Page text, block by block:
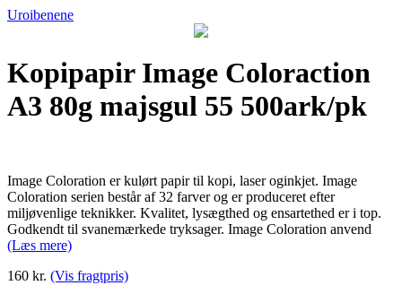
Uroibenene
Kopipapir Image Coloraction
A3 80g majsgul 55 500ark/pk
Image Coloration er kulørt papir til kopi, laser oginkjet. Image
Coloration serien består af 32 farver og er produceret efter
miljøvenlige teknikker. Kvalitet, lysægthed og ensartethed er i top.
Godkendt til svanemærkede tryksager. Image Coloration anvend
(Læs mere)
160 kr. (Vis fragtpris)